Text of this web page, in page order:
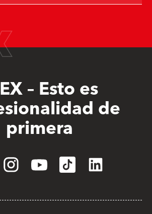
– Esto es
de
primera